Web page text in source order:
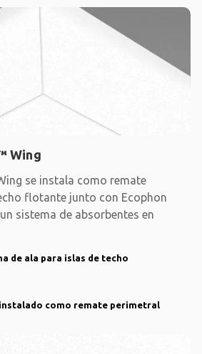
Wing
se instala como remate
flotante junto con Ecophon
sistema de absorbentes en
de ala para islas de techo
como remate perimetral